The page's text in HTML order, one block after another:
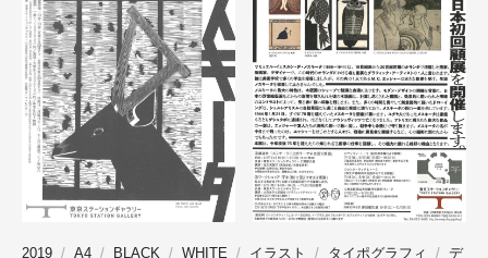
2019 A4 BLACK WHITE イラスト タイポグラフィ
デ